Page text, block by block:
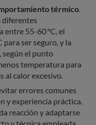
térmico.
diferentes
entre 55-60 °C, el
para ser seguro, y la
según el punto
temperatura para
al calor excesivo.
errores comunes
y experiencia práctica.
reacción y adaptarse